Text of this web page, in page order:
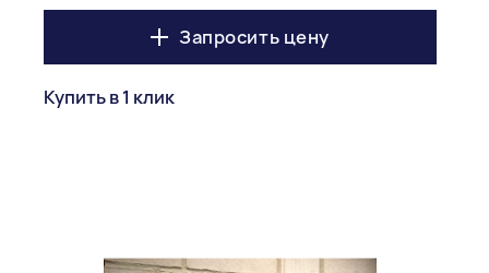
Запросить цену
Купить в 1 клик